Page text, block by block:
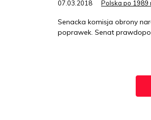
07.03.2018 Polska po 1989
Senacka komisja obrony
poprawek. Senat